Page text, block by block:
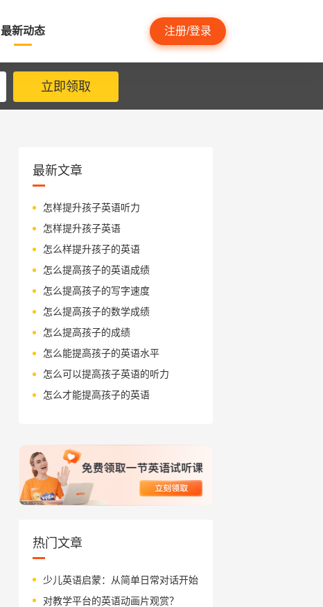
最新动态 注册/登录
立即领取
最新文章
怎样提升孩子英语听力
怎样提升孩子英语
怎么样提升孩子的英语
怎么提高孩子的英语成绩
怎么提高孩子的写字速度
怎么提高孩子的数学成绩
怎么提高孩子的成绩
怎么能提高孩子的英语水平
怎么可以提高孩子英语的听力
怎么才能提高孩子的英语
热门文章
少儿英语启蒙：从简单日常对话开始
对教学平台的英语动画片观赏？